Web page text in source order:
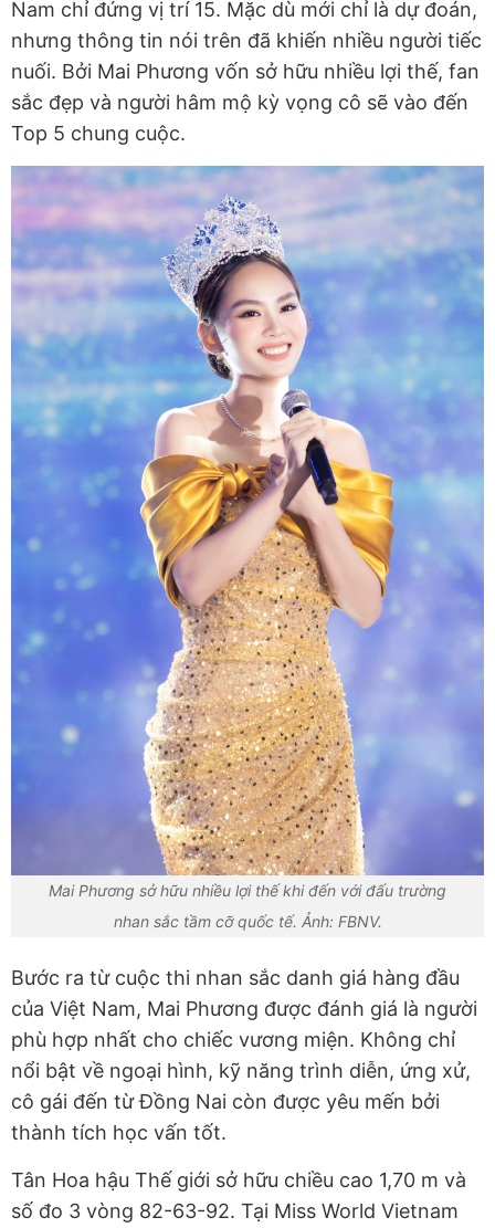
Nam chỉ đứng vị trí 15. Mặc dù mới chỉ là dự đoán,
nhưng thông tin nói trên đã khiến nhiều người tiếc
nuối. Bởi Mai Phương vốn sở hữu nhiều lợi thế, fan
sắc đẹp và người hâm mộ kỳ vọng cô sẽ vào đến
Top 5 chung cuộc.
Mai Phương sở hữu nhiều lợi thế khi đến với đấu trường
nhan sắc tầm cỡ quốc tế. Ảnh: FBNV.
Bước ra từ cuộc thi nhan sắc danh giá hàng đầu
của Việt Nam, Mai Phương được đánh giá là người
phù hợp nhất cho chiếc vương miện. Không chỉ
nổi bật về ngoại hình, kỹ năng trình diễn, ứng xử,
cô gái đến từ Đồng Nai còn được yêu mến bởi
thành tích học vấn tốt.
Tân Hoa hậu Thế giới sở hữu chiều cao 1,70 m và
số đo 3 vòng 82-63-92. Tại Miss World Vietnam